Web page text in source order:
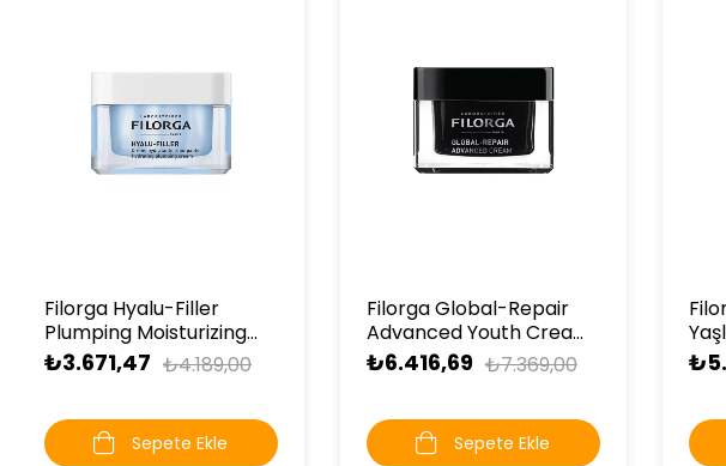
Filorga Hyalu-Filler
Plumping Moisturizing
Cream 50 ml
₺3.671,47 ₺4.189,00
Sepete Ekle
Filorga Global-Repair
Advanced Youth Cream
50 ml
₺6.416,69 ₺7.369,00
Sepete Ekle
50